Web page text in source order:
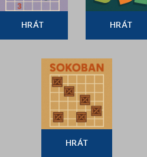
HRÁT HRÁT
HRÁT